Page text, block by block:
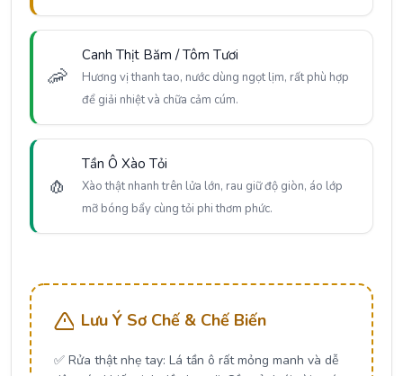
🦐
Canh Thịt Băm / Tôm Tươi
Hương vị thanh tao, nước dùng ngọt lịm, rất phù hợp
để giải nhiệt và chữa cảm cúm.
🧄
Tần Ô Xào Tỏi
Xào thật nhanh trên lửa lớn, rau giữ độ giòn, áo lớp
mỡ bóng bẩy cùng tỏi phi thơm phức.
Lưu Ý Sơ Chế & Chế Biến
✅ Rửa thật nhẹ tay: Lá tần ô rất mỏng manh và dễ